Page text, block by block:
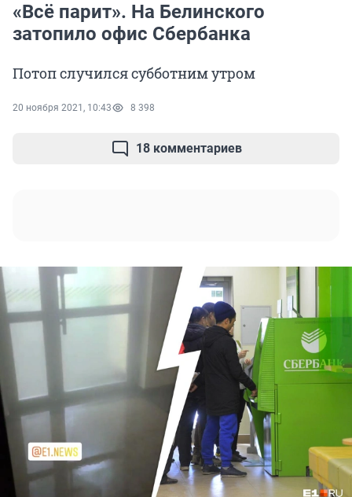
«Всё парит». На Белинского
затопило офис Сбербанка
Потоп случился субботним утром
20 ноября 2021, 10:43 8 398
18 комментариев